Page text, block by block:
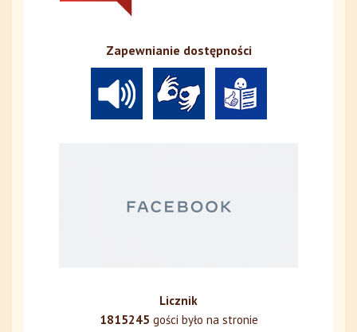
Zapewnianie dostępności
Licznik
1815245 gości było na stronie